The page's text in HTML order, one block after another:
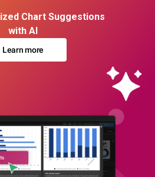
Chart Suggestions
with AI
Learn more